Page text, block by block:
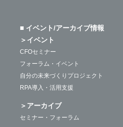
■ イベント/アーカイブ情報
＞イベント
CFOセミナー
フォーラム・イベント
自分の未来づくりプロジェクト
RPA導入・活用支援
＞アーカイブ
セミナー・フォーラム